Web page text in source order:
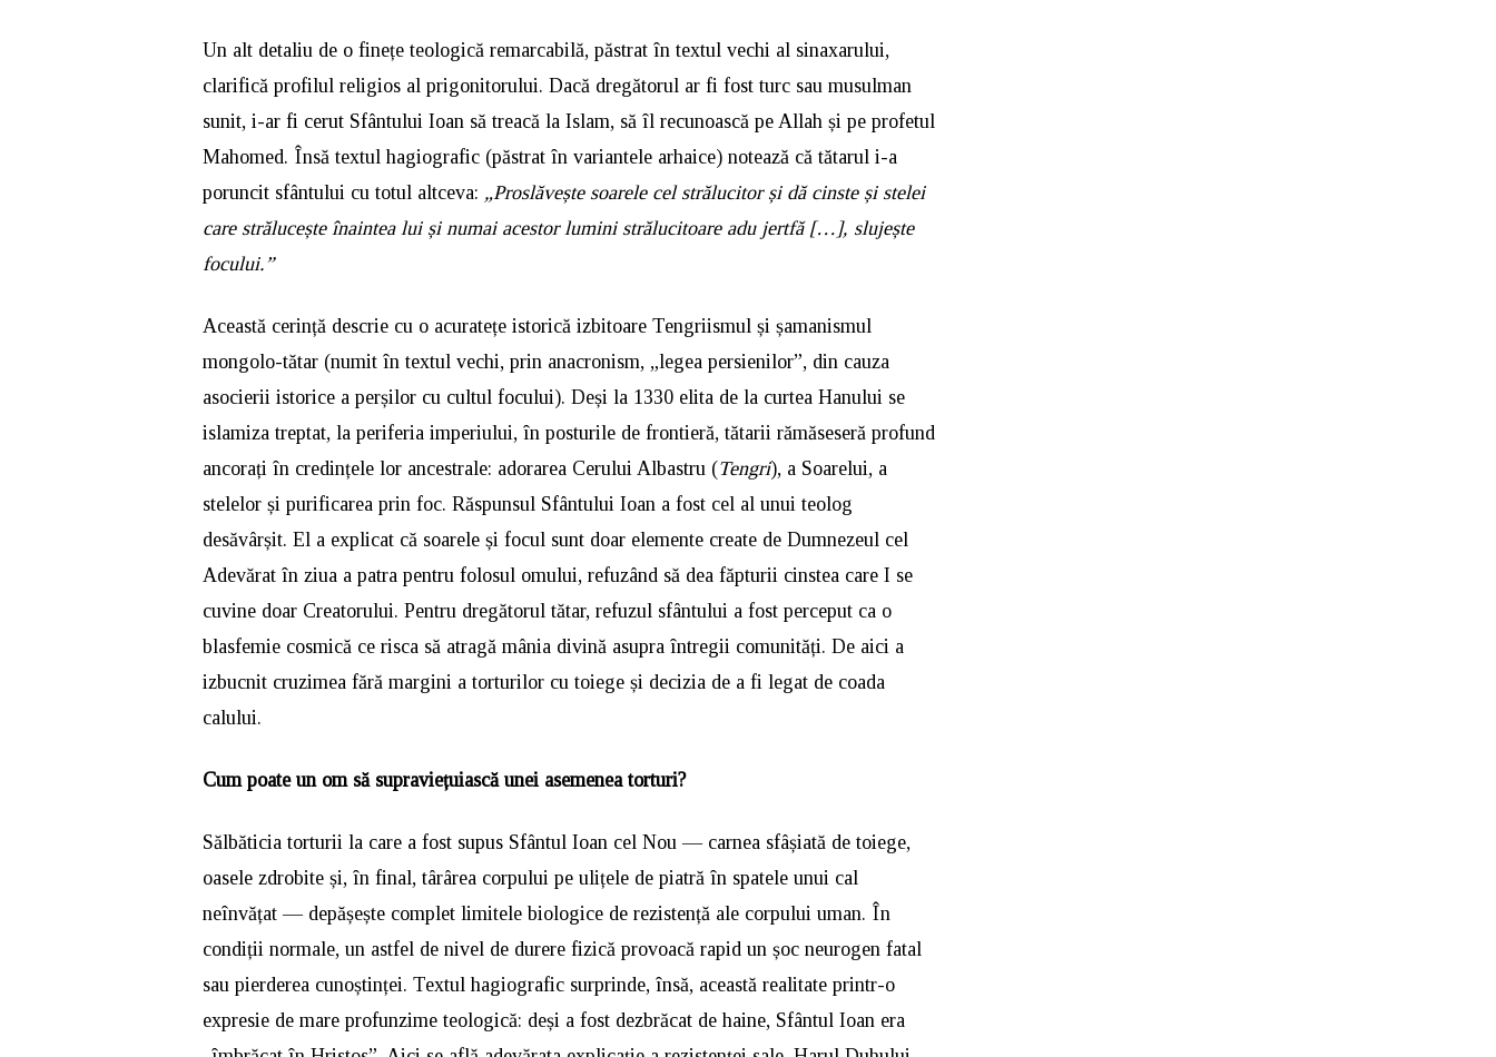
Un alt detaliu de o finețe teologică remarcabilă, păstrat în textul vechi al sinaxarului,
clarifică profilul religios al prigonitorului. Dacă dregătorul ar fi fost turc sau musulman
sunit, i-ar fi cerut Sfântului Ioan să treacă la Islam, să îl recunoască pe Allah și pe profetul
Mahomed. Însă textul hagiografic (păstrat în variantele arhaice) notează că tătarul i-a
poruncit sfântului cu totul altceva: „Proslăvește soarele cel strălucitor și dă cinste și stelei
care strălucește înaintea lui și numai acestor lumini strălucitoare adu jertfă […], slujește
focului.”
Această cerință descrie cu o acuratețe istorică izbitoare Tengriismul și șamanismul
mongolo-tătar (numit în textul vechi, prin anacronism, „legea persienilor”, din cauza
asocierii istorice a perșilor cu cultul focului). Deși la 1330 elita de la curtea Hanului se
islamiza treptat, la periferia imperiului, în posturile de frontieră, tătarii rămăseseră profund
ancorați în credințele lor ancestrale: adorarea Cerului Albastru (Tengri), a Soarelui, a
stelelor și purificarea prin foc. Răspunsul Sfântului Ioan a fost cel al unui teolog
desăvârșit. El a explicat că soarele și focul sunt doar elemente create de Dumnezeul cel
Adevărat în ziua a patra pentru folosul omului, refuzând să dea făpturii cinstea care I se
cuvine doar Creatorului. Pentru dregătorul tătar, refuzul sfântului a fost perceput ca o
blasfemie cosmică ce risca să atragă mânia divină asupra întregii comunități. De aici a
izbucnit cruzimea fără margini a torturilor cu toiege și decizia de a fi legat de coada
calului.
Cum poate un om să supraviețuiască unei asemenea torturi?
Sălbăticia torturii la care a fost supus Sfântul Ioan cel Nou — carnea sfâșiată de toiege,
oasele zdrobite și, în final, târârea corpului pe ulițele de piatră în spatele unui cal
neînvățat — depășește complet limitele biologice de rezistență ale corpului uman. În
condiții normale, un astfel de nivel de durere fizică provoacă rapid un șoc neurogen fatal
sau pierderea cunoștinței. Textul hagiografic surprinde, însă, această realitate printr-o
expresie de mare profunzime teologică: deși a fost dezbrăcat de haine, Sfântul Ioan era